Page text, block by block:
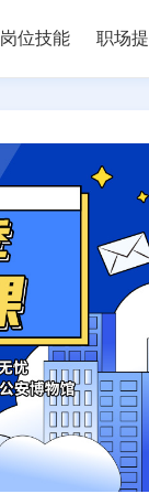
岗位技能 职场